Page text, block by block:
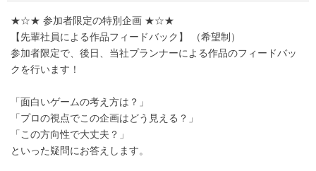
★☆★ 参加者限定の特別企画 ★☆★
【先輩社員による作品フィードバック】 （希望制）
参加者限定で、後日、当社プランナーによる作品のフィードバッ
クを行います！
「面白いゲームの考え方は？」
「プロの視点でこの企画はどう見える？」
「この方向性で大丈夫？」
といった疑問にお答えします。